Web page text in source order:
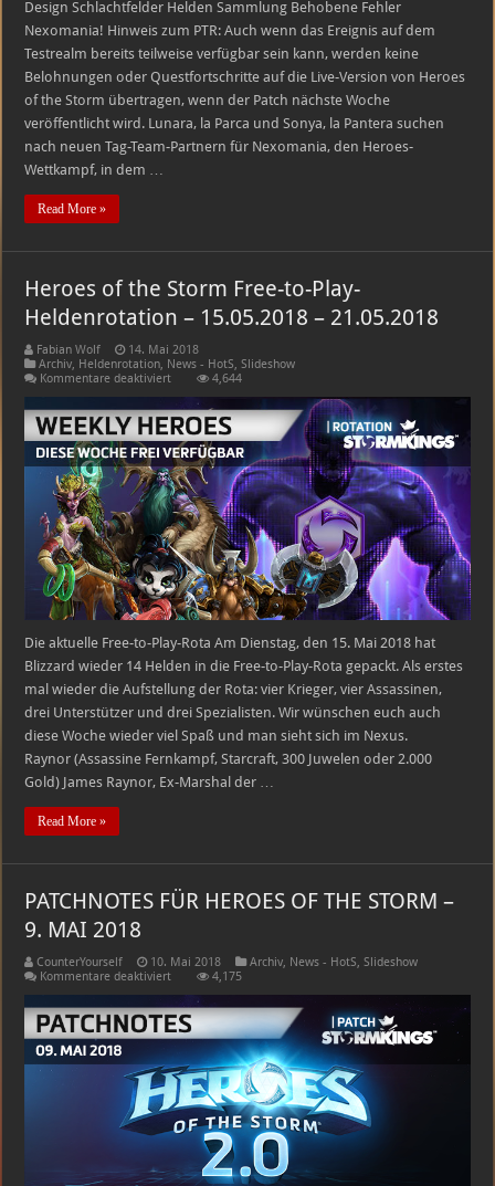
Design Schlachtfelder Helden Sammlung Behobene Fehler
Nexomania! Hinweis zum PTR: Auch wenn das Ereignis auf dem
Testrealm bereits teilweise verfügbar sein kann, werden keine
Belohnungen oder Questfortschritte auf die Live-Version von Heroes
of the Storm übertragen, wenn der Patch nächste Woche
veröffentlicht wird. Lunara, la Parca und Sonya, la Pantera suchen
nach neuen Tag-Team-Partnern für Nexomania, den Heroes-
Wettkampf, in dem …
Read More »
Heroes of the Storm Free-to-Play-
Heldenrotation – 15.05.2018 – 21.05.2018
Fabian Wolf
14. Mai 2018
Archiv, Heldenrotation, News - HotS,Slideshow
Kommentare deaktiviertfür
of
the
Storm
Free-
to-
Play-
Heldenrotation
–
15.05.2018
–
21.05.2018
4,644
Die aktuelle Free-to-Play-Rota Am Dienstag, den 15. Mai 2018 hat
Blizzard wieder 14 Helden in die Free-to-Play-Rota gepackt. Als erstes
mal wieder die Aufstellung der Rota: vier Krieger, vier Assassinen,
drei Unterstützer und drei Spezialisten. Wir wünschen euch auch
diese Woche wieder viel Spaß und man sieht sich im Nexus.
Raynor (Assassine Fernkampf, Starcraft, 300 Juwelen oder 2.000
Gold) James Raynor, Ex-Marshal der …
Read More »
PATCHNOTES FÜR HEROES OF THE STORM –
9. MAI 2018
CounterYourself 10. Mai 2018 Archiv, News - HotS,Slideshow
Kommentare deaktiviertfür
FÜR
HEROES
OF
THE
STORM
–
9.
MAI
2018
4,175